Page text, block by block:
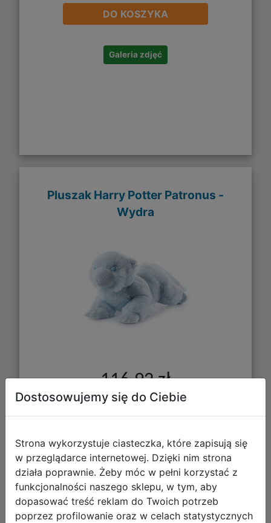
DO KOSZYKA
Galeria zdjęć
Pluszak Harry Potter Patronus -
Wydra
116,92 zł
DO KOSZYKA
Galeria zdjęć
Dostosowujemy się do Ciebie
Strona wykorzystuje ciasteczka, które zapisują się
w przeglądarce internetowej. Dzięki nim strona
działa poprawnie. Żeby móc w pełni korzystać z
funkcjonalności naszego sklepu, w tym, aby
dopasować treść reklam do Twoich potrzeb
poprzez profilowanie oraz w celach statystycznych